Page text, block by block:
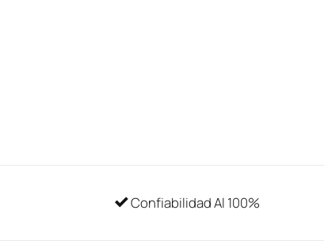
Confiabilidad Al 100%